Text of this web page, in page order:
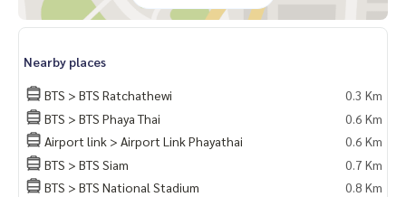
meforbuy #townhome #townhomeforrent #townhomefors
ale #townhomeforsell #townhomeforbuy #townhouse #t
#townhouseforbuy #forrentcondo #Luxurycondo #Condo
Sukhumvit #CONDOEXCHANGE #CondoRentalsBangkok #R
entSellCondoBangkok #CondoMarket #CondoDD #Sukhu
mvit #CBD #ทำงานด้วยใจ #ใช้ความรู้ทำงาน #บ้านและสวน #P
hetkasem #ใจกลางเมือง #สุขุมวิท #เพชรเกษม #คอนโด #ขายค
อนโด #เช่าคอนโด #คอนโดให้เช่า #รับฝากขายเช่าบ้านคอนโด #
ขายเช่าคอนโด #คอนโดหรู #คอนโดใกล้รถไฟฟ้า #คอนโดใกล้bt
Nearby places
BTS > BTS Ratchathewi
0.3 Km
BTS > BTS Phaya Thai
0.6 Km
Airport link > Airport Link Phayathai
0.6 Km
BTS > BTS Siam
0.7 Km
BTS > BTS National Stadium
0.8 Km